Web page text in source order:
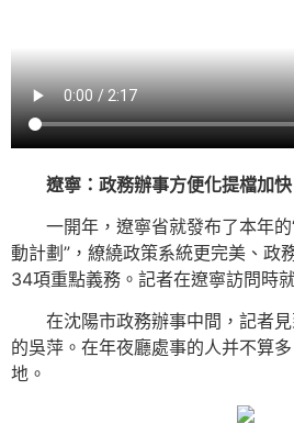
遼寧：政務辦事方便化提檔加快
一開年，遼寧省就發布了本年
動計劃”，繚繞政策系統更完美、政
34項重點義務。記者在遼寧訪問時
在沈陽市政務辦事中間，記者
的吳萍。在年夜廳處事的人并不算
地。